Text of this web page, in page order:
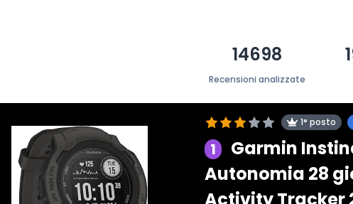
14698
Recensioni analizzate
1° posto
1
Garmin
Autonomia 28